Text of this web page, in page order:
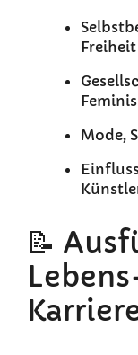
Freiheit
Mode,
📝